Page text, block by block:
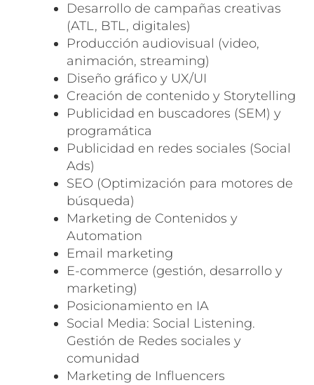
Desarrollo de campañas creativas
(ATL, BTL, digitales)
Producción audiovisual (video,
animación, streaming)
Diseño gráfico y UX/UI
Creación de contenido y Storytelling
Publicidad en buscadores (SEM) y
programática
Publicidad en redes sociales (Social
Ads)
SEO (Optimización para motores de
búsqueda)
Marketing de Contenidos y
Automation
Email marketing
E-commerce (gestión, desarrollo y
marketing)
Posicionamiento en IA
Social Media: Social Listening.
Gestión de Redes sociales y
comunidad
Marketing de Influencers